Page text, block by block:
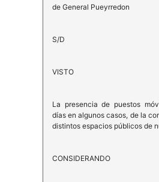
de General Pueyrredon
S/D
VISTO
La presencia de puestos
días en algunos casos, de la
distintos espacios públicos de
CONSIDERANDO